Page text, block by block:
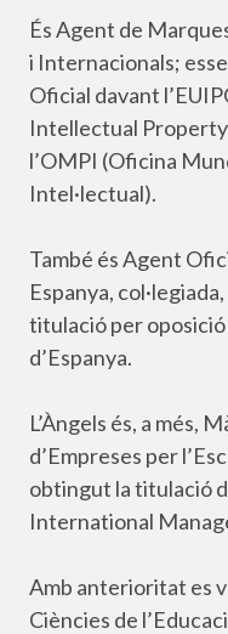
És Agent de
i Internacionals;
Oficial davant
Intellectual
l’OMPI (Oficina
Intel·lectual).
També és Agent
Espanya,
titulació per
d’Espanya.
L’Àngels és, a més,
d’Empreses per
obtingut la titulació
International
Amb anterioritat es
Ciències de